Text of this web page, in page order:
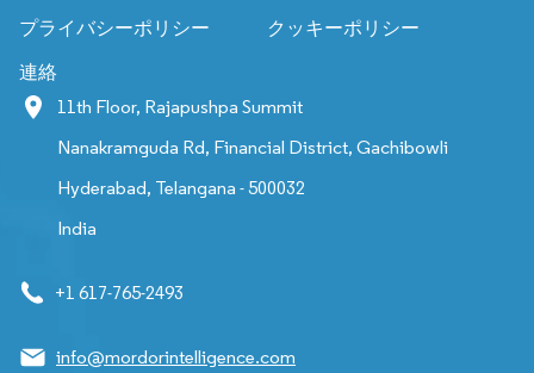
プライバシーポリシー クッキーポリシー
連絡
11th Floor, Rajapushpa Summit
Nanakramguda Rd, Financial District, Gachibowli
Hyderabad, Telangana - 500032
India
+1 617-765-2493
info@mordorintelligence.com